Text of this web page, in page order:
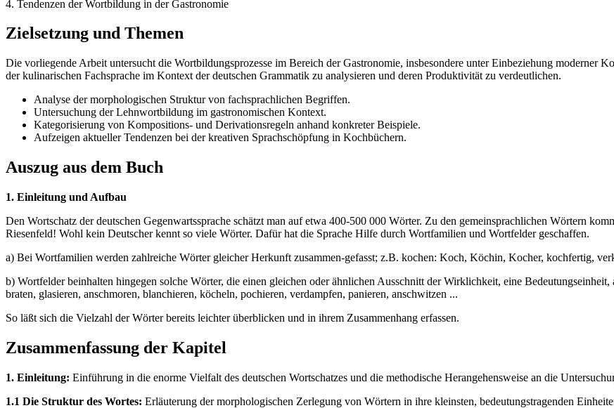
4. Tendenzen der Wortbildung in der Gastronomie
Zielsetzung und Themen
Die vorliegende Arbeit untersucht die Wortbildungsprozesse im Bereich der Gastronomie, insbesondere unter Einbeziehung moderner
der kulinarischen Fachsprache im Kontext der deutschen Grammatik zu analysieren und deren Produktivität zu verdeutlichen.
Analyse der morphologischen Struktur von fachsprachlichen Begriffen.
Untersuchung der Lehnwortbildung im gastronomischen Kontext.
Kategorisierung von Kompositions- und Derivationsregeln anhand konkreter Beispiele.
Aufzeigen aktueller Tendenzen bei der kreativen Sprachschöpfung in Kochbüchern.
Auszug aus dem Buch
1. Einleitung und Aufbau
Den Wortschatz der deutschen Gegenwartssprache schätzt man auf etwa 400-500 000 Wörter. Zu den gemeinsprachlichen Wörtern
Riesenfeld! Wohl kein Deutscher kennt so viele Wörter. Dafür hat die Sprache Hilfe durch Wortfamilien und Wortfelder geschaffen.
a) Bei Wortfamilien werden zahlreiche Wörter gleicher Herkunft zusammen-gefasst; z.B. kochen: Koch, Köchin, Kocher, kochfertig,
b) Wortfelder beinhalten hingegen solche Wörter, die einen gleichen oder ähnlichen Ausschnitt der Wirklichkeit, eine
braten, glasieren, anschmoren, blanchieren, köcheln, pochieren, verdampfen, panieren, anschwitzen ...
So läßt sich die Vielzahl der Wörter bereits leichter überblicken und in ihrem Zusammenhang erfassen.
Zusammenfassung der Kapitel
1. Einleitung: Einführung in die enorme Vielfalt des deutschen Wortschatzes und die methodische Herangehensweise an die
1.1 Die Struktur des Wortes: Erläuterung der morphologischen Zerlegung von Wörtern in ihre kleinsten, bedeutungstragenden